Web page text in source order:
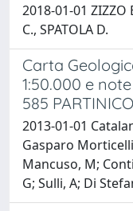
2018-01-01 ZIZZO
C., SPATOLA D.
Carta
1:50.000 e
585
2013-01-01
Gasparo
Mancuso, M;
G; Sulli, A; Di